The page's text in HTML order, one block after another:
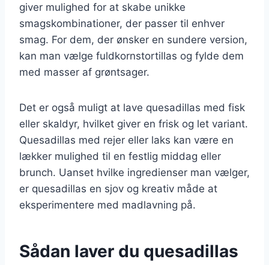
giver mulighed for at skabe unikke
smagskombinationer, der passer til enhver
smag. For dem, der ønsker en sundere version,
kan man vælge fuldkornstortillas og fylde dem
med masser af grøntsager.
Det er også muligt at lave quesadillas med fisk
eller skaldyr, hvilket giver en frisk og let variant.
Quesadillas med rejer eller laks kan være en
lækker mulighed til en festlig middag eller
brunch. Uanset hvilke ingredienser man vælger,
er quesadillas en sjov og kreativ måde at
eksperimentere med madlavning på.
Sådan laver du quesadillas